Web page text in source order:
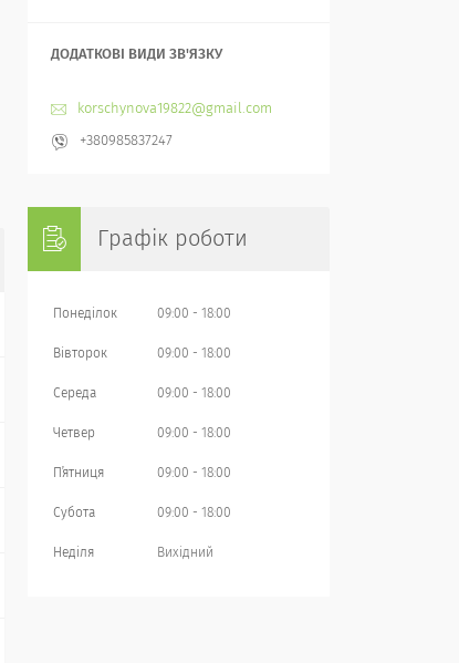
korschynova19822@gmail.com
+380985837247
Графік роботи
Понеділок 09:00 18:00
Вівторок 09:00 18:00
Середа 09:00 18:00
Четвер 09:00 18:00
Пʼятниця 09:00 18:00
Субота 09:00 18:00
Неділя Вихідний